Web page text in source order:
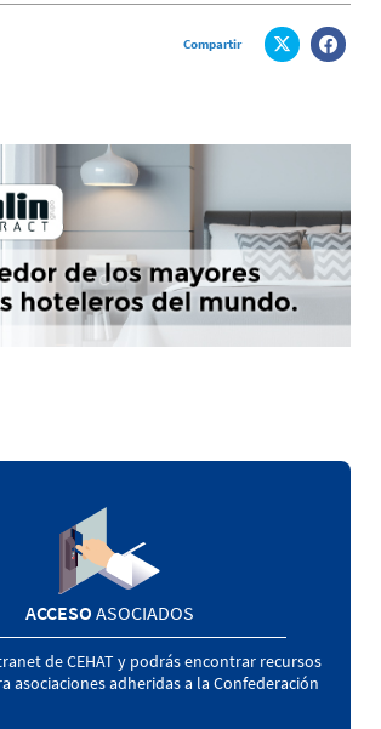
Compartir
ACCESO ASOCIADOS
de CEHAT y podrás encontrar recursos
asociaciones adheridas a la Confederación